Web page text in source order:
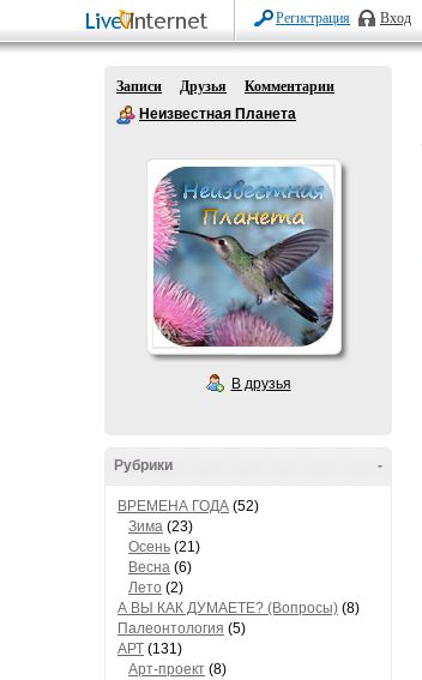
Регистрация Вход
Записи Друзья
Комментарии
Неизвестная Планета
В друзья
-
Рубрики
ВРЕМЕНА ГОДА (52)
Зима (23)
Осень (21)
Весна (6)
Лето (2)
А ВЫ КАК ДУМАЕТЕ? (Вопросы) (8)
Палеонтология (5)
АРТ (131)
Арт-проект (8)